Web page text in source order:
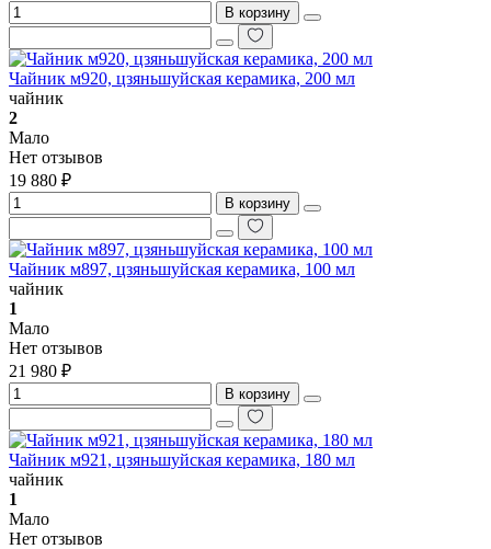
В корзину
Чайник м920, цзяньшуйская керамика, 200 мл
чайник
2
Мало
Нет отзывов
19 880 ₽
В корзину
Чайник м897, цзяньшуйская керамика, 100 мл
чайник
1
Мало
Нет отзывов
21 980 ₽
В корзину
Чайник м921, цзяньшуйская керамика, 180 мл
чайник
1
Мало
Нет отзывов